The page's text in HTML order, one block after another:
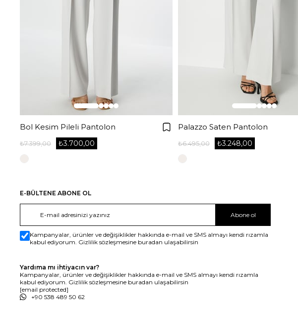
Bol Kesim Pileli Pantolon
₺3.700,00
₺7.399,00
Palazzo Saten Pantolon
₺3.248,00
₺6.495,00
E-BÜLTENE ABONE OL
Abone ol
Kampanyalar, ürünler ve değişiklikler hakkında e-mail ve SMS almayı kendi rızamla
kabul ediyorum. Gizlilik sözleşmesine buradan ulaşabilirsin
Yardıma mı ihtiyacın var?
Kampanyalar, ürünler ve değişiklikler hakkında e-mail ve SMS almayı kendi rızamla
kabul ediyorum. Gizlilik sözleşmesine buradan ulaşabilirsin
[email protected]
+90 538 489 50 62